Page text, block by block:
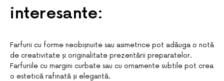
interesante:
Farfurii cu forme neobișnuite sau asimetrice pot adăuga o notă
de creativitate și originalitate prezentării preparatelor.
Farfuriile cu margini curbate sau cu ornamente subtile pot crea
o estetică rafinată și elegantă.